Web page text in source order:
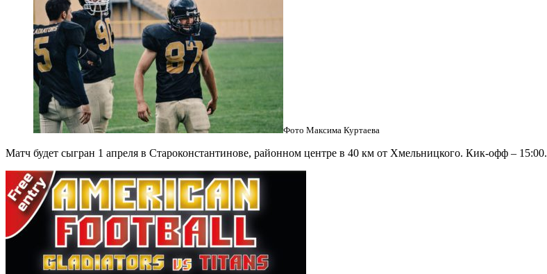
Фото Максима Куртаева
Матч будет сыгран 1 апреля в Староконстантинове, районном центре в 40 км от Хмельницкого. Кик-офф – 15:00.